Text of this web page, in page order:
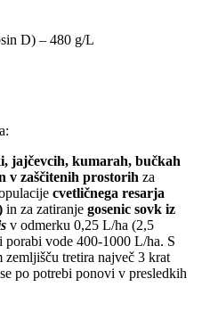
D) ‒ 480 g/L
jajčevcih, kumarah, bučkah
v zaščitenih prostorih za
cvetličnega resarja
in za zatiranje gosenic sovk iz
v odmerku 0,25 L/ha (2,5
vode 400-1000 L/ha. S
zemljišču tretira največ 3 krat
po potrebi ponovi v presledkih